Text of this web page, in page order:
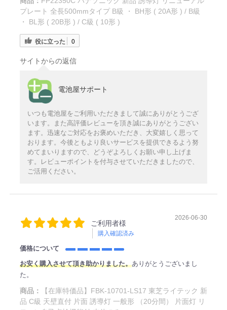
プレート 全長500mmタイプ B級 ・ BH形 ( 20A形 ) / B級
・ BL形 ( 20B形 ) / C級 ( 10形 )
役に立った 0
サイトからの返信
電池屋サポート
いつも電池屋をご利用いただきまして誠にありがとうござ
います。また高評価レビューを頂き誠にありがとうござい
ます。迅速なご対応をお褒めいただき、大変嬉しく思って
おります。今後ともより良いサービスを提供できるよう努
めてまいりますので、どうぞよろしくお願い申し上げま
す。レビューポイントを付与させていただきましたので、
ご活用ください。
ご利用者様
購入確認済み
2026-06-30
価格について
お安く購入させて頂き助かりました。ありがとうございまし
た。
商品：
【在庫特価品】FBK-10701-LS17 東芝ライテック 新
品 C級 天壁直付 片面 誘導灯 一般形 （20分間） 片面灯 リ